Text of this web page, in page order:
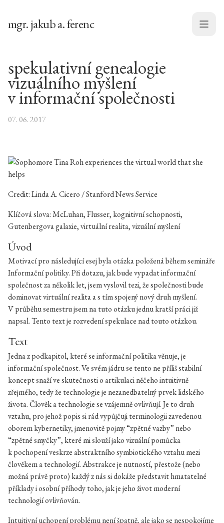
mgr. jakub a. ferenc Menu
spekulativní genealogie
vizuálního myšlení
v informační společnosti
07. 06. 2017
Credit: Linda A. Cicero / Stanford News Service
Klíčová slova: McLuhan, Flusser, kognitivní schopnosti,
Gutenbergova galaxie, virtuální realita, vizuální myšlení
Úvod
Motivací pro následující esej byla otázka položená během semináře
Informační politiky. Při dotazu, jak bude vypadat informační
společnost za několik let, jsem vyslovil tezi, že společnosti bude
dominovat virtuální realita a s tím spojený nový druh myšlení.
V průběhu semestru jsem na tuto otázku jednu kratší práci již
napsal. Tento text je rozvedení spekulace nad touto otázkou.
Text
Jedna z podkapitol, které se informační politika věnuje, je
informační společnost. Ve svém jádru se tento ne příliš stabilní
koncept snaží ve skutečnosti o artikulaci něčeho intuitivně
zřejmého, tedy že technologie je nezanedbatelný prvek lidského
života. Člověk a technologie se vzájemně ovlivňují. Je to druh
vztahu, pro jehož popis si rád vypůjčuji terminologii zavedenou
oborem kybernetiky, jmenovitě pojmy “zpětné vazby” nebo
“zpětné smyčky”, které mi slouží jako vizuální pomůcka
k pochopení veskrze abstraktního symbiotického vztahu mezi
člověkem a technologií. Abstrakce je nutností, přestože (nebo
možná právě proto) každý z nás si dokáže představit hmatatelné
příklady i osobní příhody toho, jak je jeho život moderní
technologií ovlivňován.
Intuitivní uchopení problému není špatně, ale jako se nespokojíme